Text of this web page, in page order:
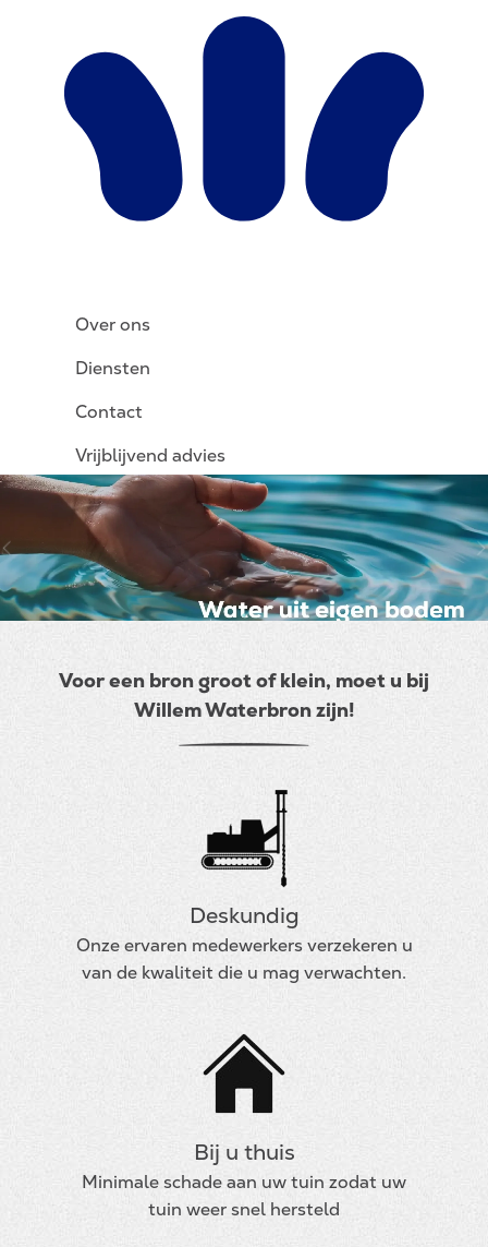
Over ons
Diensten
Contact
Vrijblijvend advies
Voor een bron groot of klein, moet u bij
Willem Waterbron zijn!
Deskundig
Onze ervaren medewerkers verzekeren u
van de kwaliteit die u mag verwachten.
Bij u thuis
Minimale schade aan uw tuin zodat uw
tuin weer snel hersteld